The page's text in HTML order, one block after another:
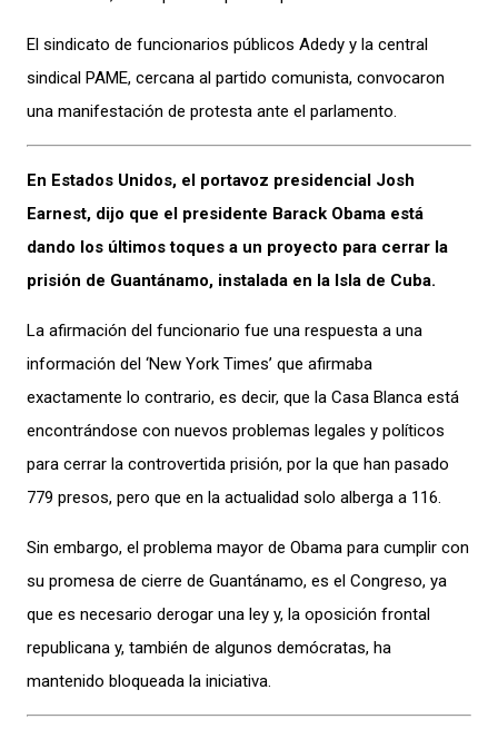
El sindicato de funcionarios públicos Adedy y la central
sindical PAME, cercana al partido comunista, convocaron
una manifestación de protesta ante el parlamento.
En Estados Unidos, el portavoz presidencial Josh
Earnest, dijo que el presidente Barack Obama está
dando los últimos toques a un proyecto para cerrar la
prisión de Guantánamo, instalada en la Isla de Cuba.
La afirmación del funcionario fue una respuesta a una
información del ‘New York Times’ que afirmaba
exactamente lo contrario, es decir, que la Casa Blanca está
encontrándose con nuevos problemas legales y políticos
para cerrar la controvertida prisión, por la que han pasado
779 presos, pero que en la actualidad solo alberga a 116.
Sin embargo, el problema mayor de Obama para cumplir con
su promesa de cierre de Guantánamo, es el Congreso, ya
que es necesario derogar una ley y, la oposición frontal
republicana y, también de algunos demócratas, ha
mantenido bloqueada la iniciativa.